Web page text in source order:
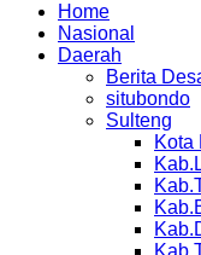
Home
Nasional
Daerah
Berita
situbondo
Sulteng
Kota
Kab